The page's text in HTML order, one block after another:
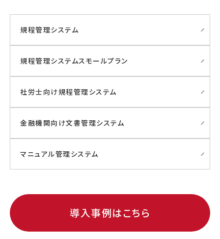
規程管理システム
規程管理システムスモールプラン
社労士向け規程管理システム
金融機関向け文書管理システム
マニュアル管理システム
導入事例はこちら